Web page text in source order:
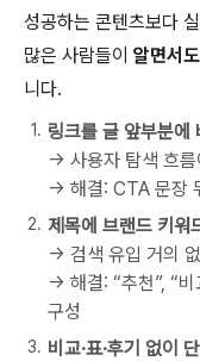
성공하는 콘텐츠보다
많은 사람들이 알면서
니다.
링크를 글 앞부분에
→ 사용자 탐색 흐름
→ 해결: CTA 문장
제목에 브랜드 키워
→ 검색 유입 거의
→ 해결: “추천”, “비
구성
비교·표·후기 없이